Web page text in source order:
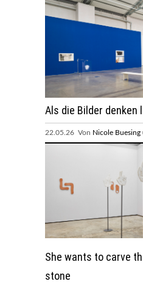
Als die Bilder denken
22.05.26 Von Nicole
She wants to carve
stone